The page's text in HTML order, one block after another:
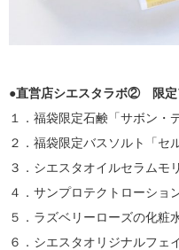
●直営店シエスタラボ② 限
１．福袋限定石鹸「サボン
２．福袋限定バスソルト「
３．シエスタオイルセラム
４．サンプロテクトローシ
５．ラズベリーローズの化
６．シエスタオリジナルフ